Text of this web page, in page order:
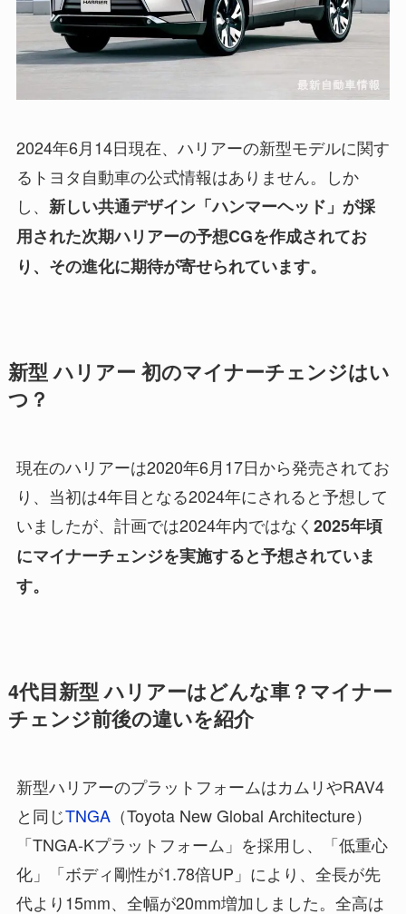
2024年6月14日現在、ハリアーの新型モデルに関す
るトヨタ自動車の公式情報はありません。しか
し、 新しい共通デザイン「ハンマーヘッド」が採
用された次期ハリアーの予想CGを作成されてお
り、その進化に期待が寄せられています。
新型 ハリアー 初のマイナーチェンジはい
つ？
現在のハリアーは2020年6月17日から発売されてお
り、当初は4年目となる2024年にされると予想して
いましたが、計画では2024年内ではなく 2025年頃
にマイナーチェンジを実施すると予想されていま
す。
4代目新型 ハリアーはどんな車？マイナー
チェンジ前後の違いを紹介
新型ハリアーのプラットフォームはカムリやRAV4
と同じTNGA（Toyota New Global Architecture）
「TNGA-Kプラットフォーム」を採用し、「低重心
化」「ボディ剛性が1.78倍UP」により、全長が先
代より15mm、全幅が20mm増加しました。全高は